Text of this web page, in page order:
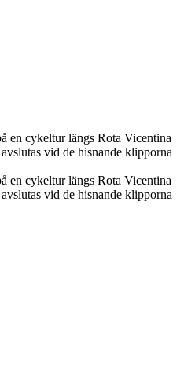
en cykeltur längs Rota Vicentina
vid de hisnande klipporna
en cykeltur längs Rota Vicentina
vid de hisnande klipporna